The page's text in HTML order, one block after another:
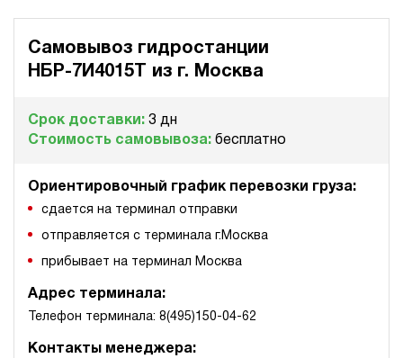
Самовывоз гидростанции
НБР-7И4015Т из г. Москва
Срок доставки: 3 дн
Стоимость самовывоза: бесплатно
Ориентировочный график перевозки груза:
сдается на терминал отправки
отправляется с терминала г.Москва
прибывает на терминал Москва
Адрес терминала:
Телефон терминала: 8(495)150-04-62
Контакты менеджера: